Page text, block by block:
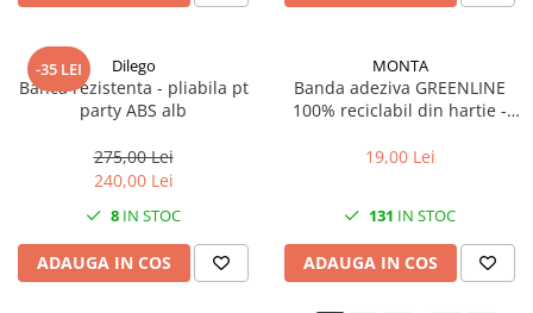
-35 LEI Dilego
Banca rezistenta - pliabila pt
party ABS alb
275,00 Lei
240,00 Lei
8 IN STOC
ADAUGA IN COS
MONTA
Banda adeziva GREENLINE
100% reciclabil din hartie -
50m - rola
19,00 Lei
131 IN STOC
ADAUGA IN COS